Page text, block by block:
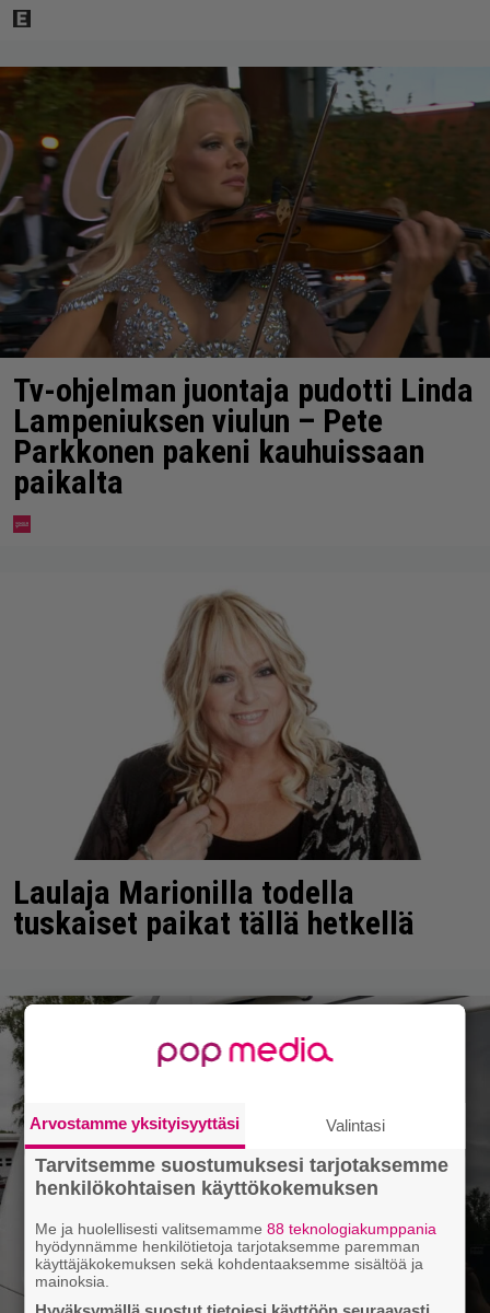
Tv-ohjelman juontaja pudotti Linda
Lampeniuksen viulun – Pete
Parkkonen pakeni kauhuissaan
paikalta
Laulaja Marionilla todella
tuskaiset paikat tällä hetkellä
Arvostamme yksityisyyttäsi Valintasi
Tarvitsemme suostumuksesi tarjotaksemme
henkilökohtaisen käyttökokemuksen
Me ja huolellisesti valitsemamme88 teknologiakumppania
hyödynnämme henkilötietoja tarjotaksemme paremman
käyttäjäkokemuksen sekä kohdentaaksemme sisältöä ja
mainoksia.